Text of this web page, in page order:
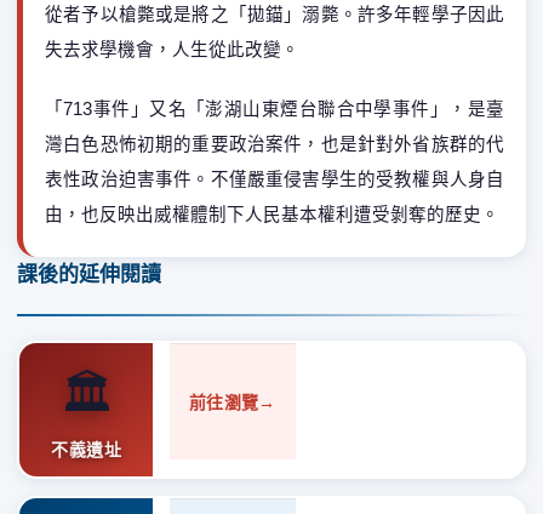
從者予以槍斃或是將之「拋錨」溺斃。許多年輕學子因此
失去求學機會，人生從此改變。
「713事件」又名「澎湖山東煙台聯合中學事件」，是臺
灣白色恐怖初期的重要政治案件，也是針對外省族群的代
表性政治迫害事件。不僅嚴重侵害學生的受教權與人身自
由，也反映出威權體制下人民基本權利遭受剝奪的歷史。
課後的延伸閱讀
🏛️
不義遺址
前往瀏覽→